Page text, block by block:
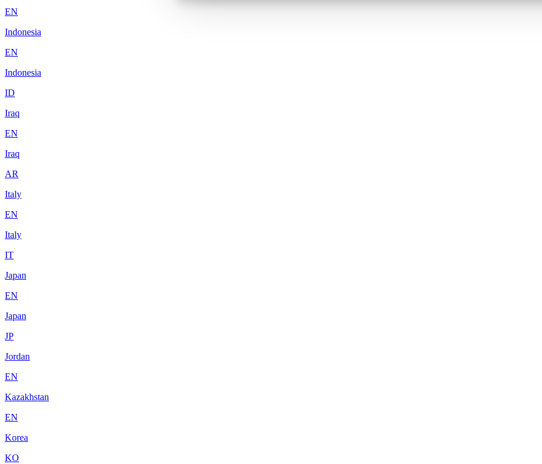
EN
Indonesia
EN
Indonesia
ID
Iraq
EN
Iraq
AR
Italy
EN
Italy
IT
Japan
EN
Japan
JP
Jordan
EN
Kazakhstan
EN
Korea
KO